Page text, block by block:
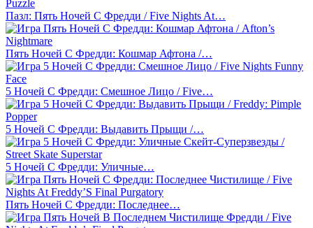
Пазл: Пять Ночей С Фредди / Five Nights At…
Пять Ночей С Фредди: Кошмар Афтона /…
5 Ночей С Фредди: Смешное Лицо / Five…
5 Ночей С Фредди: Выдавить Прыщи /…
5 Ночей С Фредди: Уличные…
Пять Ночей С Фредди: Последнее…